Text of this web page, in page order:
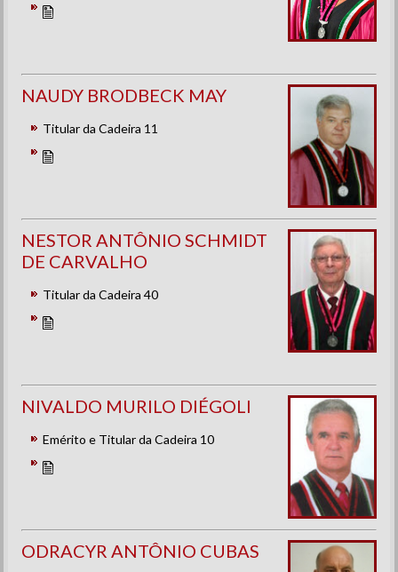
NAUDY BRODBECK MAY
Titular da Cadeira 11
NESTOR ANTÔNIO SCHMIDT
DE CARVALHO
Titular da Cadeira 40
NIVALDO MURILO DIÉGOLI
Emérito e Titular da Cadeira 10
ODRACYR ANTÔNIO CUBAS